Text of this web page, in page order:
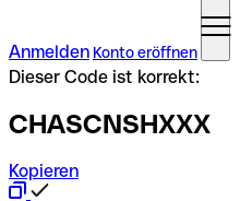
Anmelden Konto eröffnen
Dieser Code ist korrekt:
CHASCNSHXXX
Kopieren